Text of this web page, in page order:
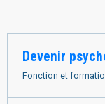
Devenir